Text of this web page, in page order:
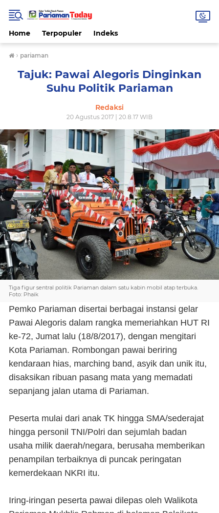
Home Terpopuler Indeks
› pariaman
Tajuk: Pawai Alegoris Dinginkan
Suhu Politik Pariaman
Redaksi
20 Agustus 2017 | 20.8.17 WIB
Tiga figur sentral politik Pariaman dalam satu kabin mobil atap terbuka.
Foto: Phaik
Pemko Pariaman disertai berbagai instansi gelar
Pawai Alegoris dalam rangka memeriahkan HUT RI
ke-72, Jumat lalu (18/8/2017), dengan mengitari
Kota Pariaman. Rombongan pawai beriring
kendaraan hias, marching band, asyik dan unik itu,
disaksikan ribuan pasang mata yang memadati
sepanjang jalan utama di Pariaman.
Peserta mulai dari anak TK hingga SMA/sederajat
hingga personil TNI/Polri dan sejumlah badan
usaha milik daerah/negara, berusaha memberikan
penampilan terbaiknya di puncak peringatan
kemerdekaan NKRI itu.
Iring-iringan peserta pawai dilepas oleh Walikota